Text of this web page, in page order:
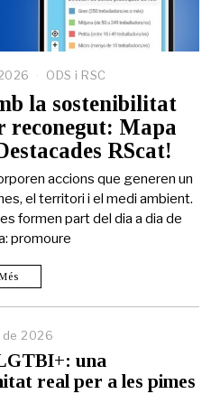
ODS i RSC
la sostenibilitat
reconegut: Mapa
RScat!
accions que generen un
el territori i el medi ambient.
formen part del dia a dia de
promoure
de 2026
6
d
e
una
real per a les pimes